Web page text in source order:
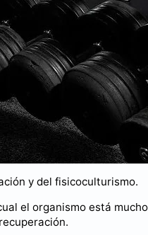
y del fisicoculturismo.
el organismo está